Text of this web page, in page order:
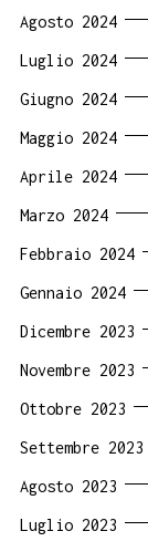
Agosto 2024
Luglio 2024
Giugno 2024
Maggio 2024
Aprile 2024
Marzo 2024
Febbraio 2024
Gennaio 2024
Dicembre 2023
Novembre 2023
Ottobre 2023
Settembre 2023
Agosto 2023
Luglio 2023